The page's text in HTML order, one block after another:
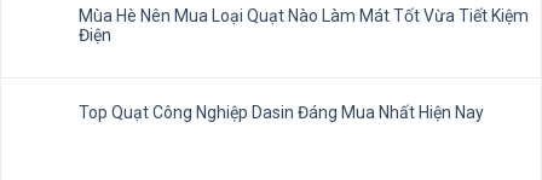
Mùa Hè Nên Mua Loại Quạt Nào Làm Mát Tốt Vừa Tiết Kiệm
Điện
Top Quạt Công Nghiệp Dasin Đáng Mua Nhất Hiện Nay